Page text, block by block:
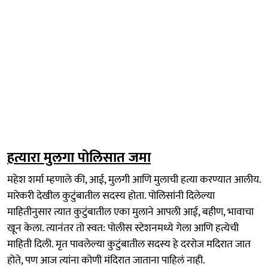
हत्यारा मुलगा पोलिसात जमा
महेश शर्मा म्हणाले की, आई, मुलगी आणि मुलाची हत्या करण्यात आलीय.
मारेकरी देखील कुटुंबातील सदस्य होता. पोलिसांनी दिलेल्या
माहितीनुसार त्यात कुटुंबातील एका मुलाने आपली आई, बहीण, भावाचा
खून केला. त्यानंतर तो स्वत: पोलीस स्टेशनमध्ये गेला आणि हत्येची
माहिती दिली. मृत पावलेल्या कुटुंबातील सदस्य हे दररोज मदिरात जात
होते, पण आज त्यांना कोणी मंदिरात जाताना पाहिलं नाही.